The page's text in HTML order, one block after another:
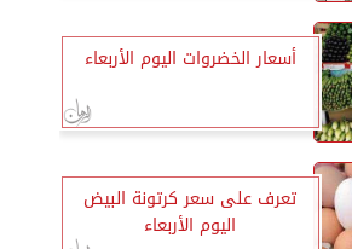
أسعار الخضروات اليوم الأربعاء
تعرف على سعر كرتونة البيض
اليوم الأربعاء